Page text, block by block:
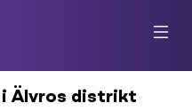
Älvros distrikt